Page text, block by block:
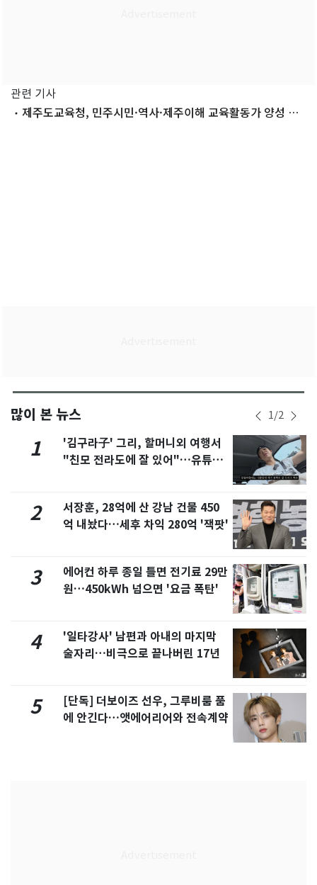
관련 기사
제주도교육청, 민주시민·역사·제주이해 교육활동가 양성 추
많이 본 뉴스 1/2
1
'김구라子' 그리, 할머니외 여행서
"친모 전라도에 잘 있어"…유튜브
2
서장훈, 28억에 산 강남 건물 450
억 내놨다…세후 차익 280억 '잭팟'
3
에어컨 하루 종일 틀면 전기료 29만
원…450kWh 넘으면 '요금 폭탄'
4
'일타강사' 남편과 아내의 마지막
술자리…비극으로 끝나버린 17년
5
[단독] 더보이즈 선우, 그루비룸 품
에 안긴다…앳에어리어와 전속계약